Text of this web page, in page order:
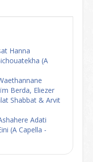
Hanna
(A
Berda, Eliezer
Shabbat & Arvit
Adati
(A Capella -